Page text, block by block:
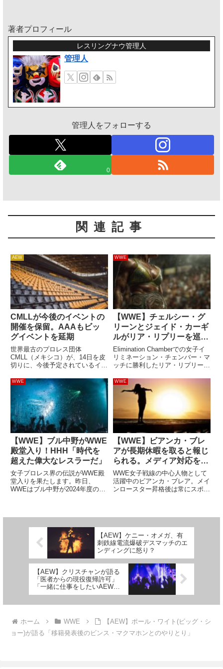
著者プロフィール
レスリングナウ管理人
管理人
管理人をフォローする
0
関連記事
AEW
CMLLが今後のイベントの
開催を保留。AAAもビッ
グイベントを延期
世界最古のプロレス団体
CMLL（メキシコ）が、14日を皮
切りに、今後予定されているイベ
いることを発表したとレスリン
グ・オブザーバーが伝えていま
す。ルチャ・リブレの殿堂アレ
ナ・メヒコでは、3月第3週に3度
のイベン...
WWE
【WWE】チェルシー・グ
リーンとジェイド・カーギ
ルがリア・リプリーを巡り
SNSで舌戦「一言多いんだ
よ！」「ワンワン！」
Elimination Chamberでの女子イ
リミネーション・チェンバー・マ
ッチに勝利したリア・リプリー
しい人物だ」と高く評価されてい
ます。この勝利により、彼女はレ
ッスルマニア42でジェイド・カ
ーギルの持つW...
WWE
【WWE】ブル中野がWWE
殿堂入り！HHH「時代を
超えた偉大なレスラーだ」
女子プロレス界の伝説がWWE殿
堂入りを果たします。昨日、
WWEはブル中野が2024年度の
は初の快挙です。Bull Nak...
WWE
【WWE】ビアンカ・ブレ
アが長期休暇を取ると報じ
られる。メディア対応を含
め、活動は団体内でも高評
価
WWE女子戦線の中心人物として
活躍中のビアンカ・ブレア。メイ
ンロースター昇格後は常にスポッ
取得したとのこと。具体的に...
【AEW】ケニー・オメガ、有
刺鉄線電流爆破デスマッチのエ
ンディングに怒り？
【AEW】クリスチャンが語る
「医者からの現役復帰許可」
「一緒に仕事をしたいAEWレ
スラー」
ホーム WWE
【AEW】ポール・ワイト(ビッグ・シ
ョー)が語る「移籍発表後のビンス・マクマホンとのやりとり」